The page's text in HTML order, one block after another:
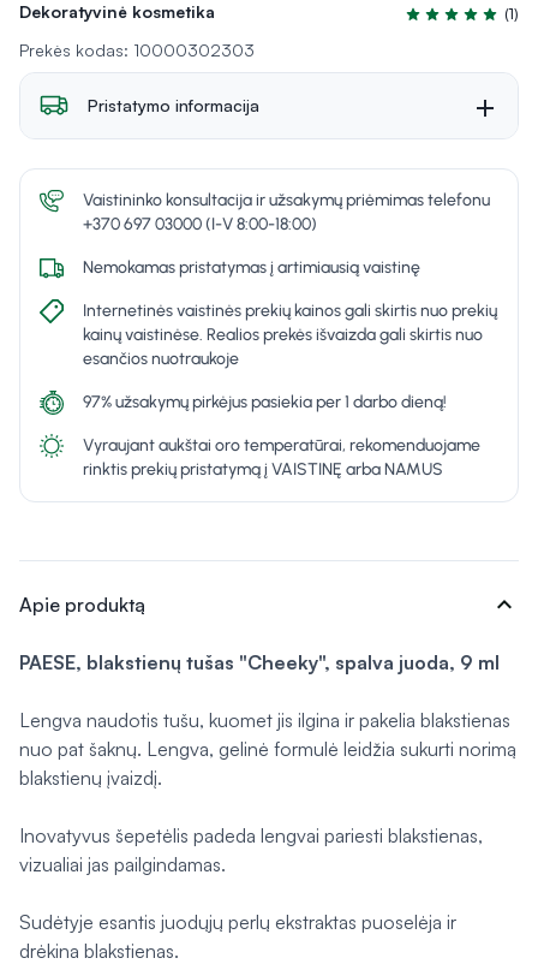
Dekoratyvinė kosmetika
Įvertinimas 5.0
(1)
Prekės kodas: 10000302303
Pristatymo informacija
Vaistininko konsultacija ir užsakymų priėmimas telefonu
+370 697 03000 (I-V 8:00-18:00)
Nemokamas pristatymas į artimiausią vaistinę
Internetinės vaistinės prekių kainos gali skirtis nuo prekių
kainų vaistinėse. Realios prekės išvaizda gali skirtis nuo
esančios nuotraukoje
97% užsakymų pirkėjus pasiekia per 1 darbo dieną!
Vyraujant aukštai oro temperatūrai, rekomenduojame
rinktis prekių pristatymą į VAISTINĘ arba NAMUS
Apie produktą expand_more
PAESE, blakstienų tušas "Cheeky", spalva juoda, 9 ml
Lengva naudotis tušu, kuomet jis ilgina ir pakelia blakstienas
nuo pat šaknų. Lengva, gelinė formulė leidžia sukurti norimą
blakstienų įvaizdį.
Inovatyvus šepetėlis padeda lengvai pariesti blakstienas,
vizualiai jas pailgindamas.
Sudėtyje esantis juodųjų perlų ekstraktas puoselėja ir
drėkina blakstienas.